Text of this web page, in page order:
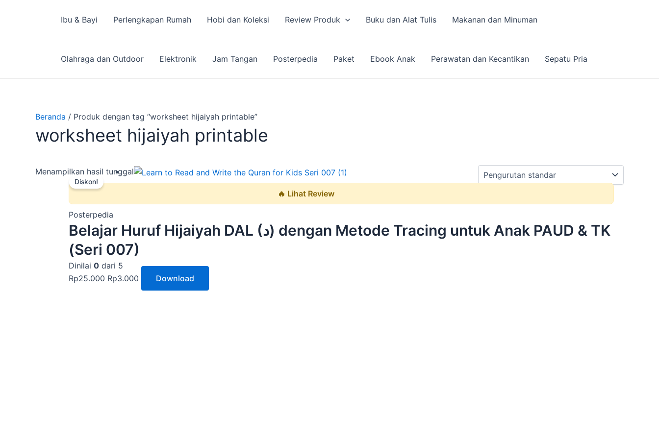
Ibu & Bayi Perlengkapan Rumah Hobi dan Koleksi Review Produk Buku dan Alat Tulis Makanan dan Minuman
Olahraga dan Outdoor Elektronik Jam Tangan Posterpedia Paket Ebook Anak Perawatan dan Kecantikan Sepatu Pria
Beranda / Produk dengan tag “worksheet hijaiyah printable”
worksheet hijaiyah printable
Menampilkan hasil tunggal
🔥 Lihat Review
Diskon!
Posterpedia
Belajar Huruf Hijaiyah DAL (د) dengan Metode Tracing untuk Anak PAUD & TK
(Seri 007)
Dinilai 0 dari 5
Rp25.000
Harga
aslinya
Rp25.000.
Rp3.000
Harga
saat
Rp3.000.
Download